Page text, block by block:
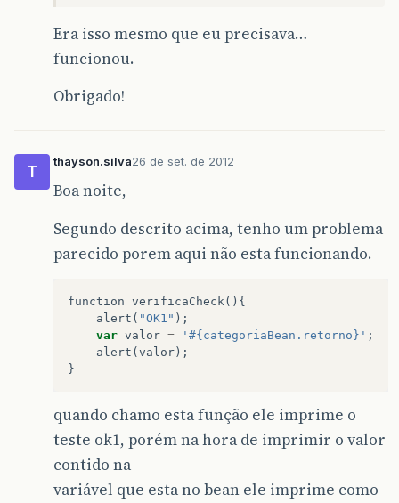
Era isso mesmo que eu precisava…
funcionou.
Obrigado!
T
thayson.silva26 de set. de 2012
Boa noite,
Segundo descrito acima, tenho um problema
parecido porem aqui não esta funcionando.
function verificaCheck(){
alert ( "OK1" );
var valor = '#{categoriaBean.retorno}' ;
alert ( valor );
}
quando chamo esta função ele imprime o
teste ok1, porém na hora de imprimir o valor
contido na
variável que esta no bean ele imprime como